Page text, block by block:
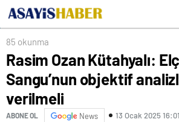
85 okunma
Rasim Ozan Kütahyalı:
Sangu’nun objektif
verilmeli
ABONE OL News 13 Ocak 2025 16:01